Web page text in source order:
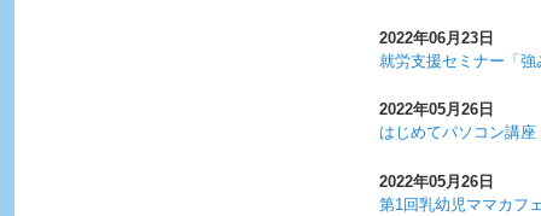
2022年06月23日
就労支援セミナー「
2022年05月26日
はじめてパソコン講
2022年05月26日
第1回乳幼児ママカフ